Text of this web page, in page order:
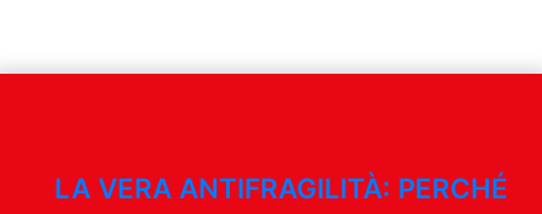
LA VERA ANTIFRAGILITÀ: PERCHÉ